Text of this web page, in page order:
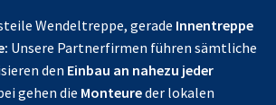
Wendeltreppe, gerade Innentreppe
Unsere Partnerfirmen führen sämtliche
den Einbau an nahezu jeder
gehen die Monteureder lokalen